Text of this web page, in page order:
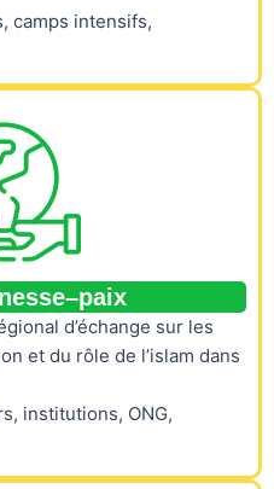
camps intensifs,
d’échange sur les
et du rôle de l’islam dans
institutions, ONG,